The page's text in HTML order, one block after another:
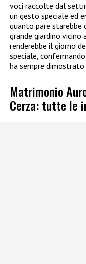
voci raccolte dal
un gesto speciale ed
quanto pare starebbe
grande giardino vicino
renderebbe il giorno
speciale,
ha sempre dimostrato
Matrimonio
Cerza: tutte le